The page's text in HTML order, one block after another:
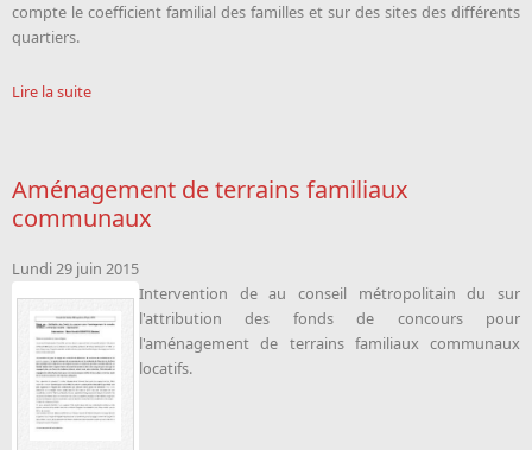
compte le coefficient familial des familles et sur des sites des différents
quartiers.
Lire la suite
Aménagement de terrains familiaux
communaux
Lundi 29 juin 2015
Intervention deau conseil métropolitain du sur
l'attribution des fonds de concours pour
l'aménagement de terrains familiaux communaux
locatifs.